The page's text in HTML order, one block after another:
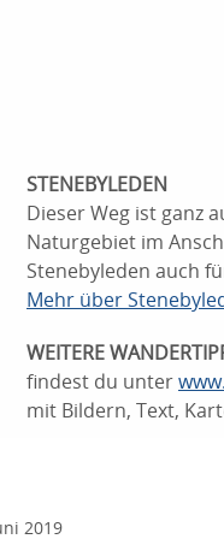
STENEBYLEDEN
Dieser Weg ist ganz
Naturgebiet im
Stenebyleden auch
Mehr über
WEITERE
findest du unter
mit Bildern, Text,
2019